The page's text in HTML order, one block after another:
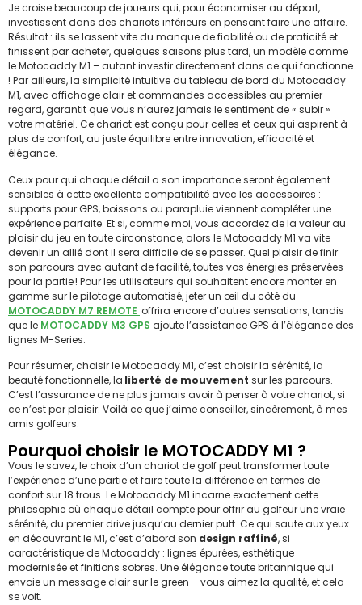
Je croise beaucoup de joueurs qui, pour économiser au départ,
investissent dans des chariots inférieurs en pensant faire une affaire.
Résultat : ils se lassent vite du manque de fiabilité ou de praticité et
finissent par acheter, quelques saisons plus tard, un modèle comme
le Motocaddy M1 – autant investir directement dans ce qui fonctionne
! Par ailleurs, la simplicité intuitive du tableau de bord du Motocaddy
M1, avec affichage clair et commandes accessibles au premier
regard, garantit que vous n’aurez jamais le sentiment de « subir »
votre matériel. Ce chariot est conçu pour celles et ceux qui aspirent à
plus de confort, au juste équilibre entre innovation, efficacité et
élégance.
Ceux pour qui chaque détail a son importance seront également
sensibles à cette excellente compatibilité avec les accessoires :
supports pour GPS, boissons ou parapluie viennent compléter une
expérience parfaite. Et si, comme moi, vous accordez de la valeur au
plaisir du jeu en toute circonstance, alors le Motocaddy M1 va vite
devenir un allié dont il sera difficile de se passer. Quel plaisir de finir
son parcours avec autant de facilité, toutes vos énergies préservées
pour la partie ! Pour les utilisateurs qui souhaitent encore monter en
gamme sur le pilotage automatisé, jeter un œil du côté du
MOTOCADDY M7 REMOTE offrira encore d’autres sensations, tandis
que le MOTOCADDY M3 GPS ajoute l’assistance GPS à l’élégance des
lignes M-Series.
Pour résumer, choisir le Motocaddy M1, c’est choisir la sérénité, la
beauté fonctionnelle, la liberté de mouvement sur les parcours.
C’est l’assurance de ne plus jamais avoir à penser à votre chariot, si
ce n’est par plaisir. Voilà ce que j’aime conseiller, sincèrement, à mes
amis golfeurs.
Pourquoi choisir le MOTOCADDY M1 ?
Vous le savez, le choix d’un chariot de golf peut transformer toute
l’expérience d’une partie et faire toute la différence en termes de
confort sur 18 trous. Le Motocaddy M1 incarne exactement cette
philosophie où chaque détail compte pour offrir au golfeur une vraie
sérénité, du premier drive jusqu’au dernier putt. Ce qui saute aux yeux
en découvrant le M1, c’est d’abord son design raffiné, si
caractéristique de Motocaddy : lignes épurées, esthétique
modernisée et finitions sobres. Une élégance toute britannique qui
envoie un message clair sur le green – vous aimez la qualité, et cela
se voit.